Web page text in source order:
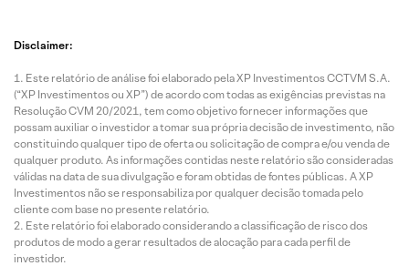
Disclaimer:
Este relatório de análise foi elaborado pela XP Investimentos CCTVM S.A.
(“XP Investimentos ou XP”) de acordo com todas as exigências previstas na
Resolução CVM 20/2021, tem como objetivo fornecer informações que
possam auxiliar o investidor a tomar sua própria decisão de investimento, não
constituindo qualquer tipo de oferta ou solicitação de compra e/ou venda de
qualquer produto. As informações contidas neste relatório são consideradas
válidas na data de sua divulgação e foram obtidas de fontes públicas. A XP
Investimentos não se responsabiliza por qualquer decisão tomada pelo
cliente com base no presente relatório.
Este relatório foi elaborado considerando a classificação de risco dos
produtos de modo a gerar resultados de alocação para cada perfil de
investidor.